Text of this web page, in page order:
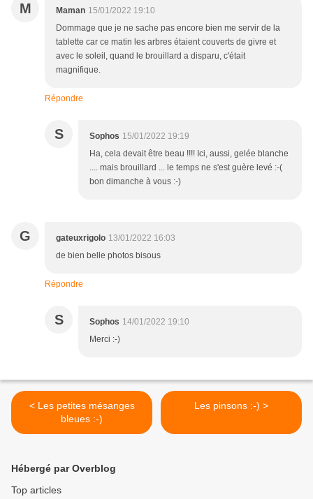
M Maman 15/01/2022 19:10
Dommage que je ne sache pas encore bien me servir de la
tablette car ce matin les arbres étaient couverts de givre et
avec le soleil, quand le brouillard a disparu, c'était
magnifique.
Répondre
S Sophos 15/01/2022 19:19
Ha, cela devait être beau !!!! Ici, aussi, gelée blanche
.... mais brouillard ... le temps ne s'est guère levé :-(
bon dimanche à vous :-)
G gateuxrigolo 13/01/2022 16:03
de bien belle photos bisous
Répondre
S Sophos 14/01/2022 19:10
Merci :-)
< Les petites mésanges
bleues :-)
Les pinsons :-) >
Hébergé par Overblog
Top articles